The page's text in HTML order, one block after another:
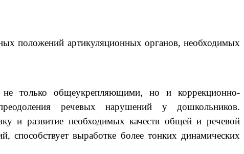
положений артикуляционных органов, необходимых
не только общеукрепляющими, но и коррекционно-
речевых нарушений у дошкольников.
и развитие необходимых качеств общей и речевой
способствует выработке более тонких динамических